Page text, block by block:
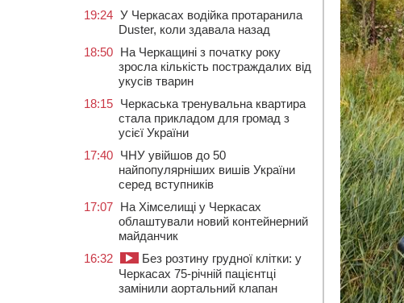
19:24 У Черкасах водійка протаранила
Duster, коли здавала назад
18:50 На Черкащині з початку року
зросла кількість постраждалих від
укусів тварин
18:15 Черкаська тренувальна квартира
стала прикладом для громад з
усієї України
17:40 ЧНУ увійшов до 50
найпопулярніших вишів України
серед вступників
17:07 На Хімселищі у Черкасах
облаштували новий контейнерний
майданчик
16:32
Без розтину грудної клітки: у
Черкасах 75-річній пацієнтці
замінили аортальний клапан